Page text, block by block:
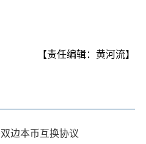
【责任编辑：黄河流】
边本币互换协议